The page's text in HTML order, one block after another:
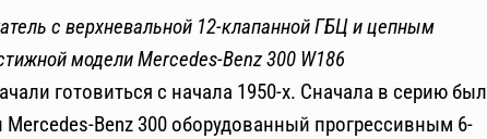
с верхневальной 12-клапанной ГБЦ и цепным
модели Mercedes-Benz 300 W186
готовиться с начала 1950-х. Сначала в серию был
Benz 300 оборудованный прогрессивным 6-